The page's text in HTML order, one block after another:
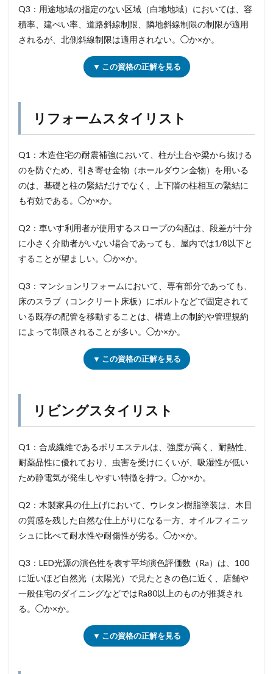
Q3：用途地域の指定のない区域（白地地域）においては、容
積率、建ぺい率、道路斜線制限、隣地斜線制限の制限が適用
されるが、北側斜線制限は適用されない。◯か×か。
▼ この資格の正解を見る
リフォームスタイリスト
Q1：木造住宅の耐震補強において、柱が土台や梁から抜ける
のを防ぐため、引き寄せ金物（ホールダウン金物）を用いる
のは、基礎と柱の緊結だけでなく、上下階の柱相互の緊結に
も有効である。◯か×か。
Q2：車いす利用者が使用するスロープの勾配は、段差が十分
に小さく介助者がいない場合であっても、屋内では1/8以下と
することが望ましい。◯か×か。
Q3：マンションリフォームにおいて、専有部分であっても、
床のスラブ（コンクリート床板）にボルトなどで固定されて
いる既存の配管を移動することは、構造上の制約や管理規約
によって制限されることが多い。◯か×か。
▼ この資格の正解を見る
リビングスタイリスト
Q1：合成繊維であるポリエステルは、強度が高く、耐熱性、
耐薬品性に優れており、虫害を受けにくいが、吸湿性が低い
ため静電気が発生しやすい特徴を持つ。◯か×か。
Q2：木製家具の仕上げにおいて、ウレタン樹脂塗装は、木目
の質感を残した自然な仕上がりになる一方、オイルフィニッ
シュに比べて耐水性や耐傷性が劣る。◯か×か。
Q3：LED光源の演色性を表す平均演色評価数（Ra）は、100
に近いほど自然光（太陽光）で見たときの色に近く、店舗や
一般住宅のダイニングなどではRa80以上のものが推奨され
る。◯か×か。
▼ この資格の正解を見る